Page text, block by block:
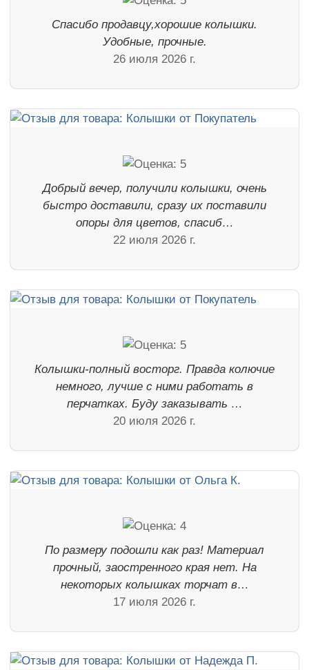
Спасибо продавцу,хорошие колышки.
Удобные, прочные.
26 июля 2026 г.
Добрый вечер, получили колышки, очень
быстро доставили, сразу их поставили
опоры для цветов, спасиб…
22 июля 2026 г.
Колышки-полный восторг. Правда колючие
немного, лучше с ними работать в
перчатках. Буду заказывать …
20 июля 2026 г.
По размеру подошли как раз! Материал
прочный, заостренного края нет. На
некоторых колышках торчат в…
17 июля 2026 г.